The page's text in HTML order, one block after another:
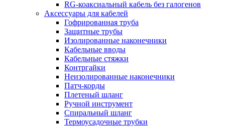
RG-коаксиальный кабель без галогенов
Аксессуары для кабелей
Гофрированная труба
Защитные трубы
Изолированные наконечники
Кабельные вводы
Кабельные стяжки
Контргайки
Неизолированные наконечники
Патч-корды
Плетеный шланг
Ручной инструмент
Спиральный шланг
Термоусадочные трубки